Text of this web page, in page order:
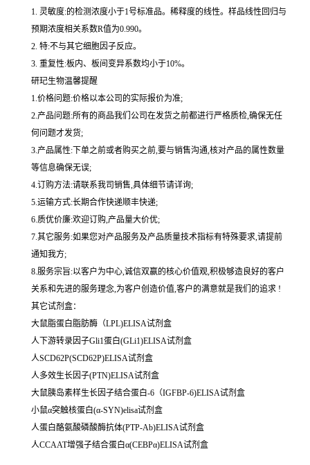
1. 灵敏度:的检测浓度小于1号标准品。稀释度的线性。样品线性回归与
预期浓度相关系数R值为0.990。
2. 特:不与其它细胞因子反应。
3. 重复性:板内、板间变异系数均小于10%。
研玘生物温馨提醒
1.价格问题:价格以本公司的实际报价为准;
2.产品问题:所有的商品我们公司在发货之前都进行严格质检,确保无任
何问题才发货;
3.产品属性:下单之前或者购买之前,要与销售沟通,核对产品的属性数量
等信息确保无误;
4.订购方法:请联系我司销售,具体细节请详询;
5.运输方式:长期合作快递顺丰快递;
6.质优价廉:欢迎订购,产品量大价优;
7.其它服务:如果您对产品服务及产品质量技术指标有特殊要求,请提前
通知我方;
8.服务宗旨:以客户为中心,诚信双赢的核心价值观,积极够造良好的客户
关系和先进的服务理念,为客户创造价值,客户的满意就是我们的追求 !
其它试剂盒：
大鼠脂蛋白脂肪酶（LPL)ELISA试剂盒
人下游转录因子Gli1蛋白(GLi1)ELISA试剂盒
人SCD62P(SCD62P)ELISA试剂盒
人多效生长因子(PTN)ELISA试剂盒
大鼠胰岛素样生长因子结合蛋白-6（IGFBP-6)ELISA试剂盒
小鼠α突触核蛋白(α-SYN)elisa试剂盒
人蛋白酪氨酸磷酸酶抗体(PTP-Ab)ELISA试剂盒
人CCAAT增强子结合蛋白α(CEBPα)ELISA试剂盒